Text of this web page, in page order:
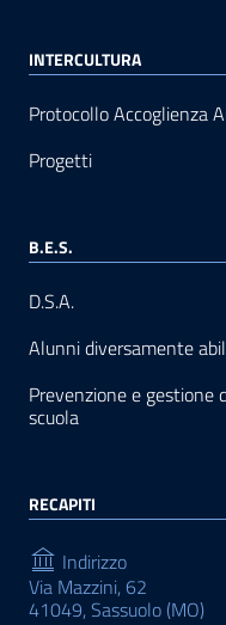
INTERCULTURA
Protocollo Accoglienza
Progetti
B.E.S.
D.S.A.
Alunni diversamente
Prevenzione e gestione
scuola
RECAPITI
Indirizzo
Via Mazzini, 62
41049, Sassuolo (MO)